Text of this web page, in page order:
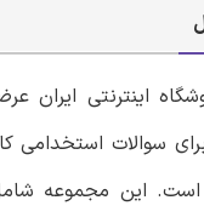
اینترنتی ایران
سوالات استخدامی
است. این مجموعه